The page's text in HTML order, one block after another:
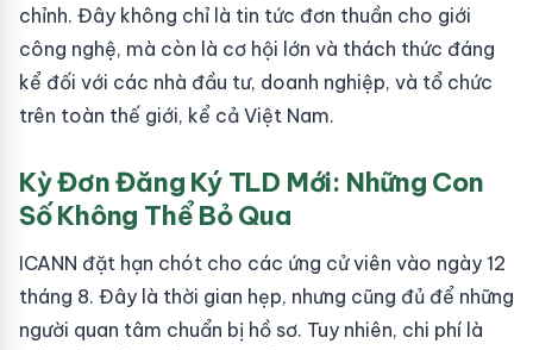
chỉnh. Đây không chỉ là tin tức đơn thuần cho giới
công nghệ, mà còn là cơ hội lớn và thách thức đáng
kể đối với các nhà đầu tư, doanh nghiệp, và tổ chức
trên toàn thế giới, kể cả Việt Nam.
Kỳ Đơn Đăng Ký TLD Mới: Những Con
Số Không Thể Bỏ Qua
ICANN đặt hạn chót cho các ứng cử viên vào ngày 12
tháng 8. Đây là thời gian hẹp, nhưng cũng đủ để những
người quan tâm chuẩn bị hồ sơ. Tuy nhiên, chi phí là